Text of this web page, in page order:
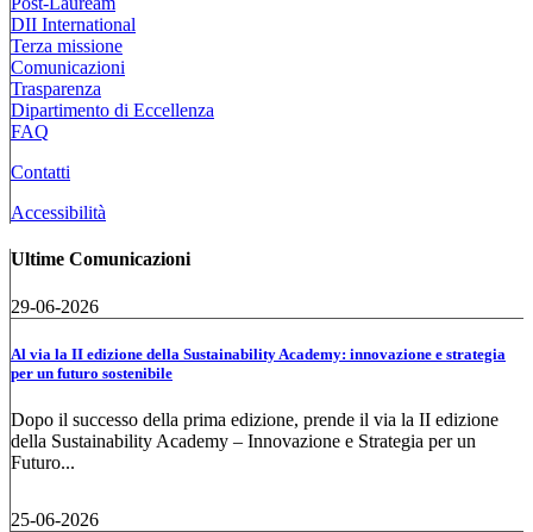
DII International
Terza missione
Comunicazioni
Trasparenza
Dipartimento di Eccellenza
FAQ
Contatti
Accessibilità
Ultime Comunicazioni
29-06-2026
Al via la II edizione della Sustainability Academy: innovazione e strategia
per un futuro sostenibile
Dopo il successo della prima edizione, prende il via la II edizione
della Sustainability Academy – Innovazione e Strategia per un
Futuro...
25-06-2026